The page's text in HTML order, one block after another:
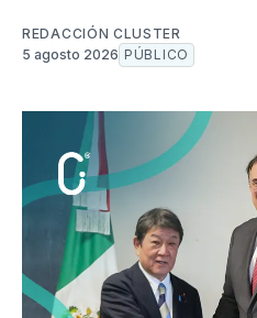
REDACCIÓN CLUSTER
5 agosto 2026 PÚBLICO